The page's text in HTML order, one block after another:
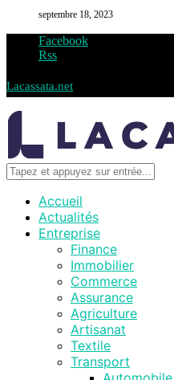
septembre 18, 2023
Facebook
Rss
Lacassata.net
Accueil
Actualités
Entreprise
Finance
Immobilier
Commerce
Assurance
Agriculture
Artisanat
Textile
Transport